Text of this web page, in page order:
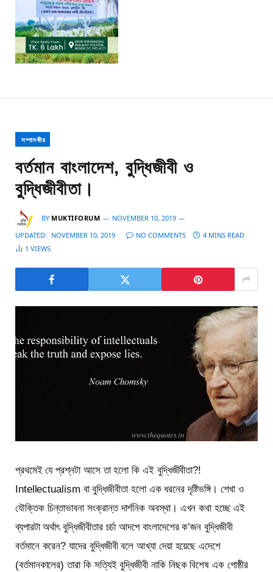
সম্পাদকীয়
বর্তমান বাংলাদেশ, বুদ্ধিজীবী ও
বুদ্ধিজীবীতা।
BY MUKTIFORUM
NOVEMBER 10, 2019
UPDATED: NOVEMBER 10, 2019 NO COMMENTS
4 MINS READ
1 VIEWS
প্রথমেই যে প্রশ্নটা আসে তা হলো কি এই বুদ্ধিজীবীতা?!
Intellectualism বা বুদ্ধিজীবীতা হলো এক ধরনের দৃষ্টিভঙ্গি। শেখা ও
যৌক্তিক চিন্তাভাবনা সংক্রান্ত দার্শনিক অবস্থা। এখন কথা হচ্ছে এই
ব্যপারটা অর্থাৎ বুদ্ধিজীবীতার চর্চা আদপে বাংলাদেশের ক’জন বুদ্ধিজীবী
বর্তমানে করেন? যাদের বুদ্ধিজীবী বলে আখ্যা দেয়া হয়েছে এদেশে
(বর্তমানকালের) তারা কি সত্যিই বুদ্ধিজীবী নাকি নিছক বিশেষ এক গোষ্ঠীর